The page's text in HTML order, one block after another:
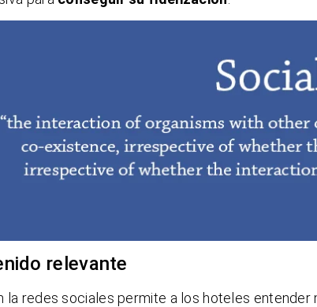
relevante
la redes sociales permite a los hoteles